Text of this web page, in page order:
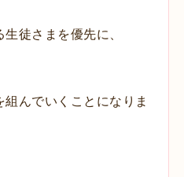
徒さまを優先に、
んでいくことになりま